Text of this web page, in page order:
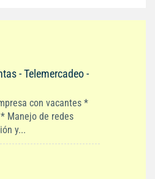
- Telemercadeo -
con vacantes *
Manejo de redes
y...